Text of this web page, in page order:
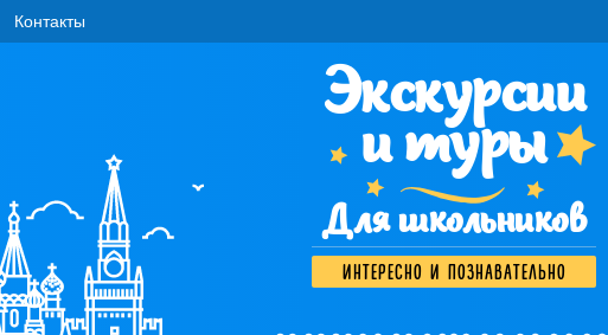
Контакты
Экскурсии
и туры
Для школьников
интересно и познавательно